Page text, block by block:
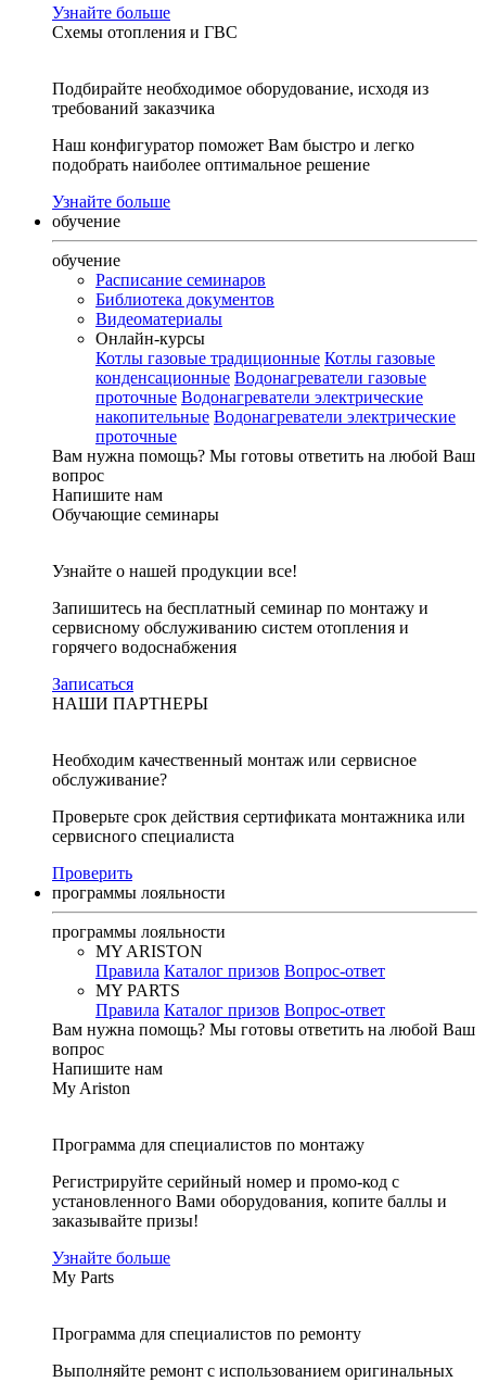
Узнайте больше
Схемы отопления и ГВС
Подбирайте необходимое оборудование, исходя из
требований заказчика
Наш конфигуратор поможет Вам быстро и легко
подобрать наиболее оптимальное решение
Узнайте больше
обучение
обучение
Расписание семинаров
Библиотека документов
Видеоматериалы
Онлайн-курсы
Котлы газовые традиционные Котлы газовые
конденсационные Водонагреватели газовые
проточные Водонагреватели электрические
накопительные Водонагреватели электрические
проточные
Вам нужна помощь? Мы готовы ответить на любой Ваш
вопрос
Напишите нам
Обучающие семинары
Узнайте о нашей продукции все!
Запишитесь на бесплатный семинар по монтажу и
сервисному обслуживанию систем отопления и
горячего водоснабжения
Записаться
НАШИ ПАРТНЕРЫ
Необходим качественный монтаж или сервисное
обслуживание?
Проверьте срок действия сертификата монтажника или
сервисного специалиста
Проверить
программы лояльности
программы лояльности
MY ARISTON
Правила Каталог призов Вопрос-ответ
MY PARTS
Правила Каталог призов Вопрос-ответ
Вам нужна помощь? Мы готовы ответить на любой Ваш
вопрос
Напишите нам
My Ariston
Программа для специалистов по монтажу
Регистрируйте серийный номер и промо-код с
установленного Вами оборудования, копите баллы и
заказывайте призы!
Узнайте больше
My Parts
Программа для специалистов по ремонту
Выполняйте ремонт с использованием оригинальных